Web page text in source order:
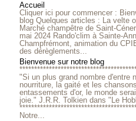
Accueil
Cliquer ici pour commencer :
blog Quelques articles : La velte
Marché champêtre de Saint-
mai 2024 Rando'clim à Sainte-
Champfrémont, animation du
des dérèglements...
Bienvenue sur notre blog
"Si un plus grand nombre d'entre
nourriture, la gaité et les
entassements d'or, le monde
joie." J.R.R. Tolkien dans "Le
Notre...